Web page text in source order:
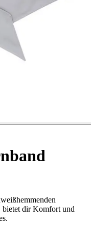
bietet dir Komfort und